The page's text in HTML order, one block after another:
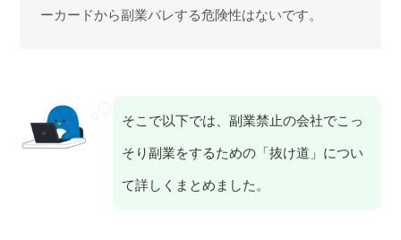
ーカードから副業バレする危険性はないです。
そこで以下では、副業禁止の会社でこっ
そり副業をするための「抜け道」につい
て詳しくまとめました。